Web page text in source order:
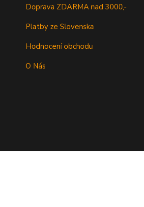
Doprava ZDARMA nad 3000,-
Platby ze Slovenska
Hodnocení obchodu
O Nás